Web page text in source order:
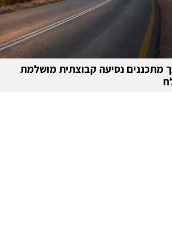
בדרום 2026: כך מתכננים נסיעה קבוצתית מושלמת